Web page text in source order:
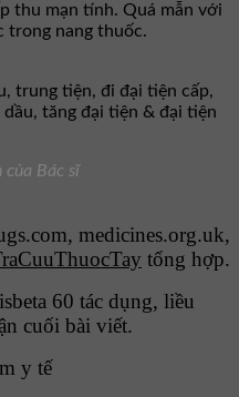
thu mạn tính. Quá mẫn với
trong nang thuốc.
trung tiện, đi đại tiện cấp,
tăng đại tiện & đại tiện
Bác sĩ
medicines.org.uk,
tổng hợp.
60 tác dụng, liều
cuối bài viết.
y tế